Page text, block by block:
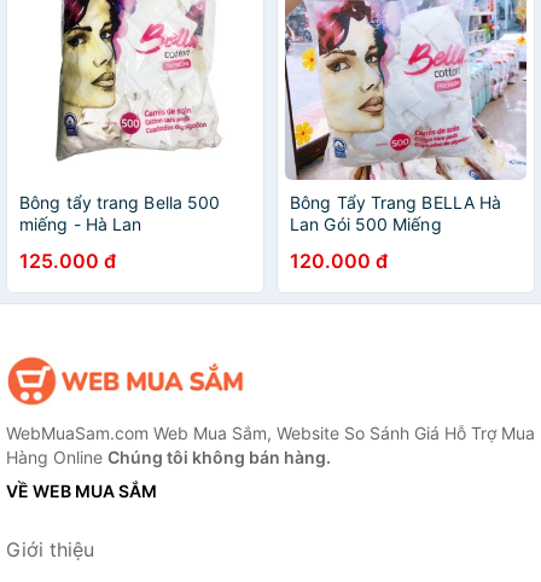
Bông tẩy trang Bella 500
miếng - Hà Lan
125.000 đ
Bông Tẩy Trang BELLA Hà
Lan Gói 500 Miếng
120.000 đ
WebMuaSam.com Web Mua Sắm, Website So Sánh Giá Hỗ Trợ Mua
Hàng Online Chúng tôi không bán hàng.
VỀ WEB MUA SẮM
Giới thiệu